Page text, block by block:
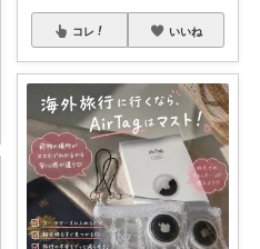
コレ いいね